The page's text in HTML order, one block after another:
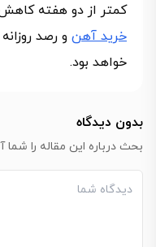
کمتر از دو هفته
خرید آهن
خواهد بود.
بدون دیدگاه
بحث درباره این مقاله را شما